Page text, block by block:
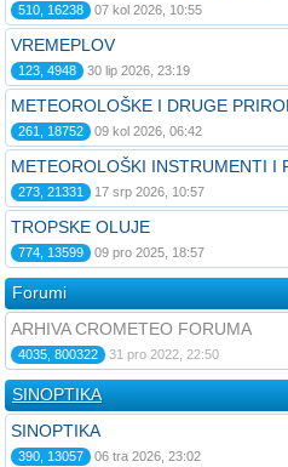
510, 16238 07 kol 2026, 10:55
VREMEPLOV
123, 4948 30 lip 2026, 23:19
METEOROLOŠKE I DRUGE
261, 18752 09 kol 2026, 06:42
METEOROLOŠKI INSTRUMENTI I
273, 21331 17 srp 2026, 10:57
TROPSKE OLUJE
774, 13599 09 pro 2025, 18:57
Forumi
ARHIVA CROMETEO FORUMA
4035, 800322 31 pro 2022, 22:50
SINOPTIKA
SINOPTIKA
390, 13057 06 tra 2026, 23:02